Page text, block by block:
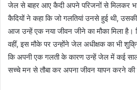
जेल से बाहर आए कैदी अपने परिजनों से मिलकर
कैदियों ने कहा कि जो गलतियां उनसे हुई थी,
आज उन्हें एक नया जीवन जीने का मौका मिला है।
वहीं, इस मौके पर उन्होंने जेल अधीक्षक का भी
कि अपनी एक गलती के कारण उन्हें जेल में कई
सच्चे मन से तौबा कर अपना जीवन यापन करने की